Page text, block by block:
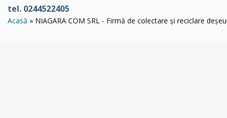
tel. 0244522405
Acasă NIAGARA COM SRL - Firmă de colectare și reciclare